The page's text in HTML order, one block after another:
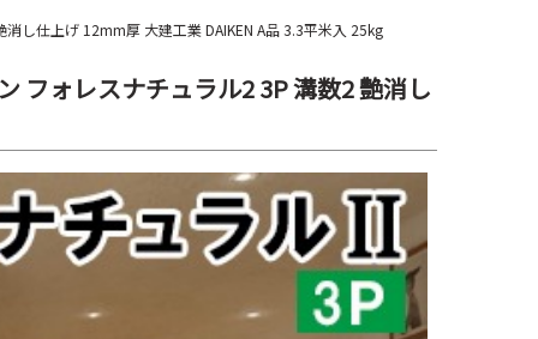
し仕上げ 12mm厚 大建工業 DAIKEN A品 3.3平米入 25kg
フォレスナチュラル2 3P 溝数2 艶消し